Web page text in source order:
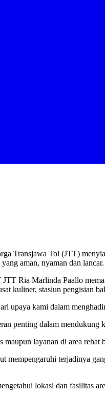
Transjawa Tol (JTT)
aman, nyaman dan lancar.
Ria Marlinda Paallo
kuliner, stasiun pengisian
upaya kami dalam
penting dalam
layanan di area
mempengaruhi terjadinya
lokasi dan fasilitas